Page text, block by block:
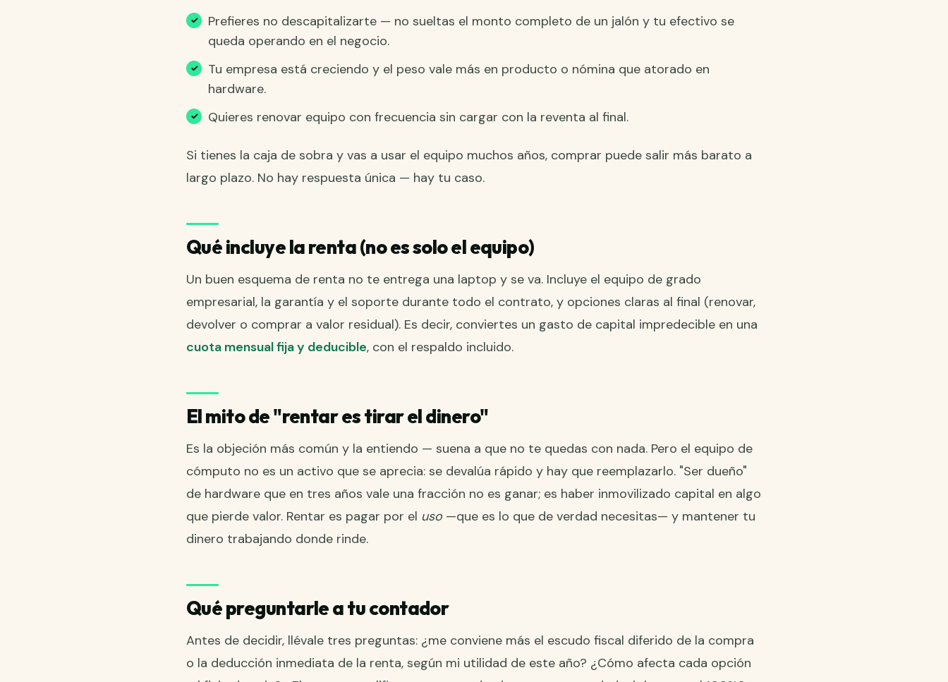
Prefieres no descapitalizarte — no sueltas el monto completo de un jalón y tu efectivo se
queda operando en el negocio.
Tu empresa está creciendo y el peso vale más en producto o nómina que atorado en
hardware.
Quieres renovar equipo con frecuencia sin cargar con la reventa al final.
Si tienes la caja de sobra y vas a usar el equipo muchos años, comprar puede salir más barato a
largo plazo. No hay respuesta única — hay tu caso.
Qué incluye la renta (no es solo el equipo)
Un buen esquema de renta no te entrega una laptop y se va. Incluye el equipo de grado
empresarial, la garantía y el soporte durante todo el contrato, y opciones claras al final (renovar,
devolver o comprar a valor residual). Es decir, conviertes un gasto de capital impredecible en una
cuota mensual fija y deducible, con el respaldo incluido.
El mito de "rentar es tirar el dinero"
Es la objeción más común y la entiendo — suena a que no te quedas con nada. Pero el equipo de
cómputo no es un activo que se aprecia: se devalúa rápido y hay que reemplazarlo. "Ser dueño"
de hardware que en tres años vale una fracción no es ganar; es haber inmovilizado capital en algo
que pierde valor. Rentar es pagar por el uso —que es lo que de verdad necesitas— y mantener tu
dinero trabajando donde rinde.
Qué preguntarle a tu contador
Antes de decidir, llévale tres preguntas: ¿me conviene más el escudo fiscal diferido de la compra
o la deducción inmediata de la renta, según mi utilidad de este año? ¿Cómo afecta cada opción